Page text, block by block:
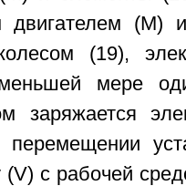
двигателем (M)
(19),
мере
заряжается
перемещении
(V) с рабочей